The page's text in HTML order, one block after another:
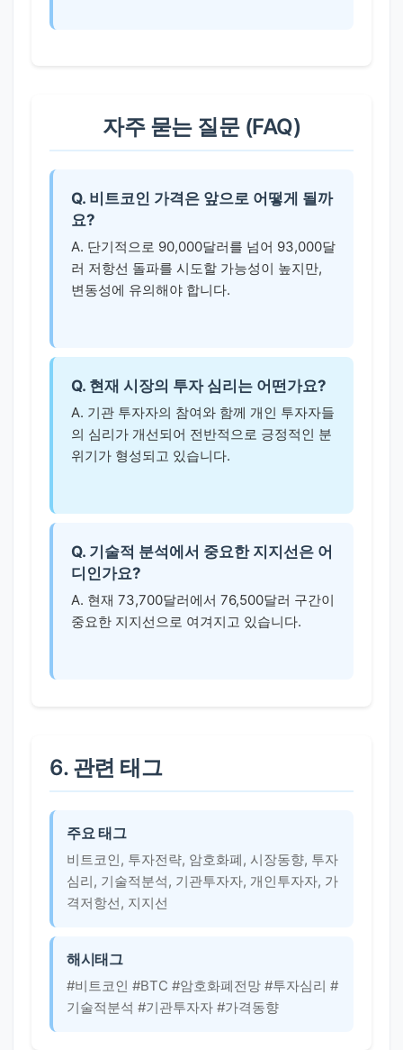
자주 묻는 질문 (FAQ)
Q. 비트코인 가격은 앞으로 어떻게 될까
요?
A. 단기적으로 90,000달러를 넘어 93,000달
러 저항선 돌파를 시도할 가능성이 높지만,
변동성에 유의해야 합니다.
Q. 현재 시장의 투자 심리는 어떤가요?
A. 기관 투자자의 참여와 함께 개인 투자자들
의 심리가 개선되어 전반적으로 긍정적인 분
위기가 형성되고 있습니다.
Q. 기술적 분석에서 중요한 지지선은 어
디인가요?
A. 현재 73,700달러에서 76,500달러 구간이
중요한 지지선으로 여겨지고 있습니다.
6. 관련 태그
주요 태그
비트코인, 투자전략, 암호화폐, 시장동향, 투자
심리, 기술적분석, 기관투자자, 개인투자자, 가
격저항선, 지지선
해시태그
#비트코인 #BTC #암호화폐전망 #투자심리 #
기술적분석 #기관투자자 #가격동향